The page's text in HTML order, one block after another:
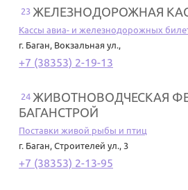
23 ЖЕЛЕЗНОДОРОЖНАЯ
Кассы авиа- и железнодорожных
г. Баган, Вокзальная ул.,
+7 (38353) 2-19-13
24 ЖИВОТНОВОДЧЕСКАЯ
БАГАНСТРОЙ
Поставки живой рыбы и птиц
г. Баган, Строителей ул., 3
+7 (38353) 2-13-95